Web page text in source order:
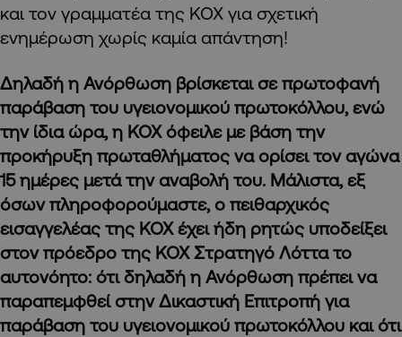
και τον γραμματέα της ΚΟΧ για σχετική
ενημέρωση χωρίς καμία απάντηση!
Δηλαδή η Ανόρθωση βρίσκεται σε πρωτοφανή
παράβαση του υγειονομικού πρωτοκόλλου, ενώ
την ίδια ώρα, η ΚΟΧ όφειλε με βάση την
προκήρυξη πρωταθλήματος να ορίσει τον αγώνα
15 ημέρες μετά την αναβολή του. Μάλιστα, εξ
όσων πληροφορούμαστε, ο πειθαρχικός
εισαγγελέας της ΚΟΧ έχει ήδη ρητώς υποδείξει
στον πρόεδρο της ΚΟΧ Στρατηγό Λόττα το
αυτονόητο: ότι δηλαδή η Ανόρθωση πρέπει να
παραπεμφθεί στην Δικαστική Επιτροπή για
παράβαση του υγειονομικού πρωτοκόλλου και ότι